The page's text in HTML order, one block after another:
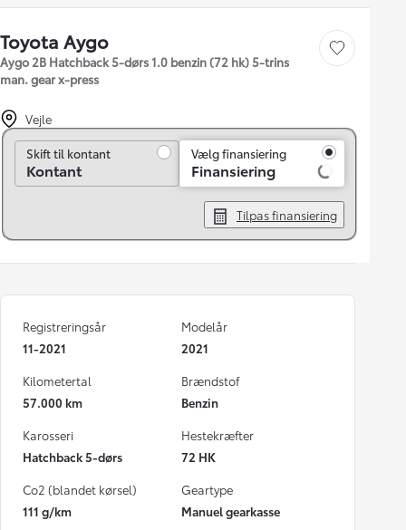
Toyota Aygo
Aygo 2B Hatchback 5-dørs 1.0 benzin (72 hk) 5-trins
man. gear x-press
Gem bil
Vejle
Skift til kontant
Skift til kontant
Kontant
Vælg finansiering
Finansiering
Tilpas finansiering
Registreringsår
11-2021
Modelår
2021
Kilometertal
57.000 km
Brændstof
Benzin
Karosseri
Hatchback 5-dørs
Hestekræfter
72 HK
Co2 (blandet kørsel)
111 g/km
Geartype
Manuel gearkasse